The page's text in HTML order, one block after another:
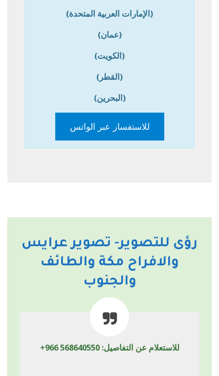
(الإمارات العربية المتحدة)
(عمان)
(الكويت)
(القطر)
(البحرين)
للاستفسار عبر الواتس
رؤى للتصوير- تصوير عرايس
والافراح مكة والطائف
والجنوب
للاستعلام عن التفاصيل:+966 568640550